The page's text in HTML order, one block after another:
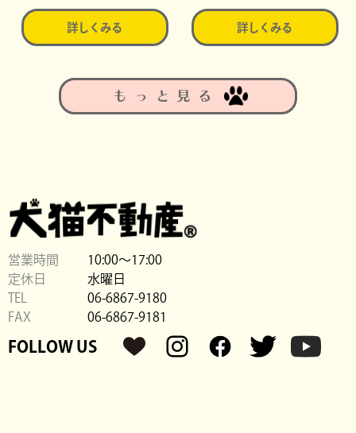
詳しくみる 詳しくみる
もっと見る
営業時間
10:00〜17:00
定休日
水曜日
TEL
06-6867-9180
FAX
06-6867-9181
FOLLOW US